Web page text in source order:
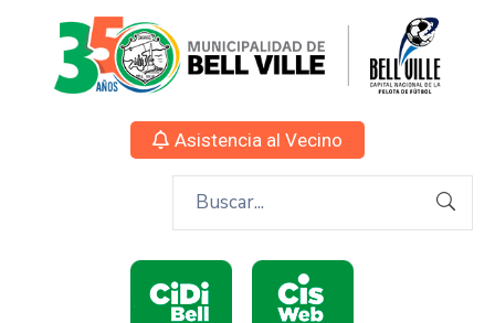
Asistencia al Vecino